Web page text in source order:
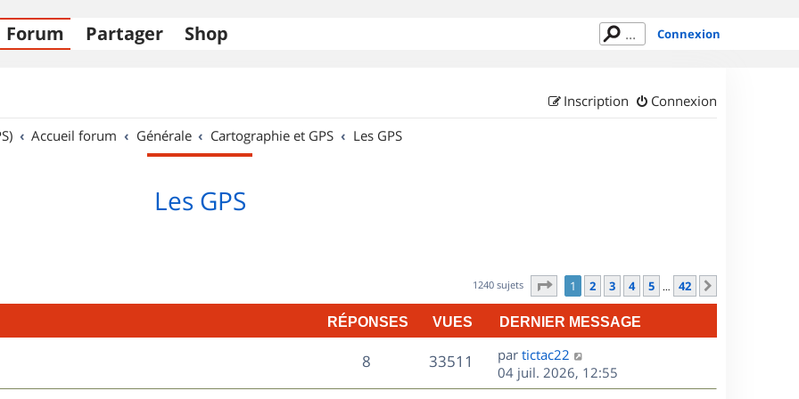
Forum Partager Shop Connexion
Connexion
Inscription
Accueil forum Générale Cartographie et GPS Les GPS
Les GPS
1240 sujets Page sur42
1 2 3 4 5 … 42
RÉPONSES VUES DERNIER MESSAGE
8R
é
33511
u
D
e
r
par tictac22
04 juil. 2026, 12:55